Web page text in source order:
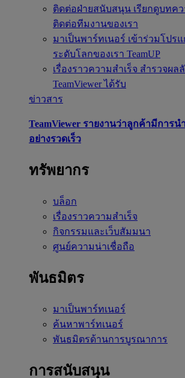
ติดต่อฝ่ายสนับสนุน เรียกดูบทค
ติดต่อทีมงานของเรา
มาเป็นพาร์ทเนอร์ เข้าร่วมโปร
ระดับโลกของเรา TeamUP
เรื่องราวความสำเร็จ สำรวจผล
TeamViewer ได้รับ
ข่าวสาร
TeamViewer รายงานว่าลูกค้ามีการ
อย่างรวดเร็ว
ทรัพยากร
บล็อก
เรื่องราวความสำเร็จ
กิจกรรมและเว็บสัมมนา
ศูนย์ความน่าเชื่อถือ
พันธมิตร
มาเป็นพาร์ทเนอร์
ค้นหาพาร์ทเนอร์
พันธมิตรด้านการบูรณาการ
การสนับสนุน